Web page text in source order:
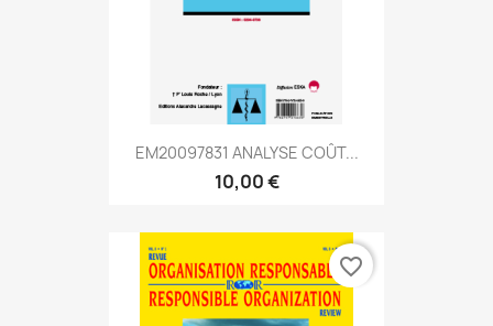
EM20097831 ANALYSE COÛT...
10,00 €
favorite_border